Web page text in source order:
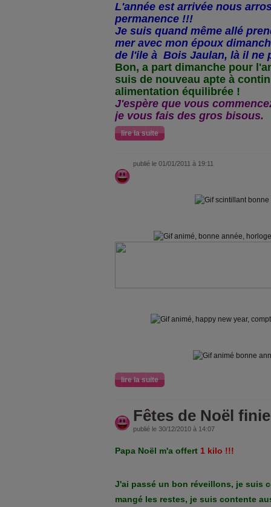
L'année est arrivée nous
permanence !!!
Je suis quand même allé
mer avec mon époux
de l'ile à Bois Jaulan, là il ne
Bon, a part dimanche pour
suis de nouveau apte à
alimentation équilibrée !
J'espère que vous
je vous fais des gros bisous.
lire la suite
publié le 01/01/2011 à 19:11
lire la suite
Fêtes de Noël
publié le 30/12/2010 à 14:07
Papa Noël m'a offert 1 kilo !!!
J'ai passé un bon réveillons, je suis
mangé les restes, je suis contente